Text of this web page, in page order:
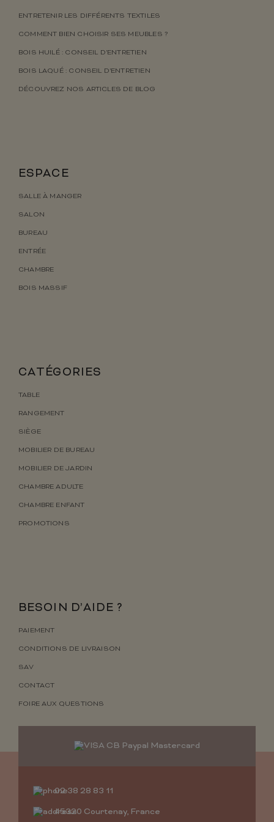
ENTRETENIR LES DIFFÉRENTS TEXTILES
COMMENT BIEN CHOISIR SES MEUBLES ?
BOIS HUILÉ : CONSEIL D’ENTRETIEN
BOIS LAQUÉ : CONSEIL D’ENTRETIEN
DÉCOUVREZ NOS ARTICLES DE BLOG
ESPACE
SALLE À MANGER
SALON
BUREAU
ENTRÉE
CHAMBRE
BOIS MASSIF
CATÉGORIES
TABLE
RANGEMENT
SIÈGE
MOBILIER DE BUREAU
MOBILIER DE JARDIN
CHAMBRE ADULTE
CHAMBRE ENFANT
PROMOTIONS
BESOIN D’AIDE ?
PAIEMENT
CONDITIONS DE LIVRAISON
SAV
CONTACT
FOIRE AUX QUESTIONS
02 38 28 83 11
45320 Courtenay, France